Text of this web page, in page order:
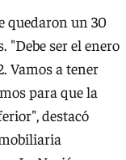
quedaron un 30
"Debe ser el enero
Vamos a tener
para que la
destacó